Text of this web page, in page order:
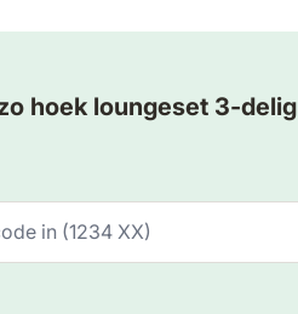
hoek loungeset 3-delig